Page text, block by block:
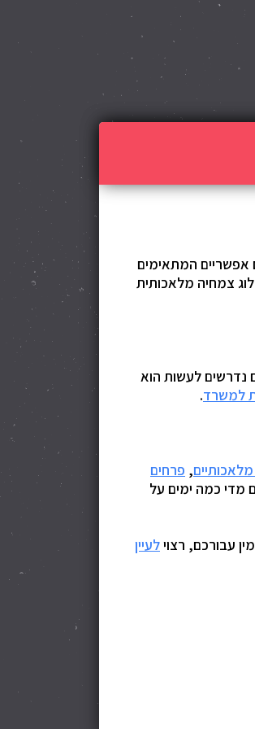
המתאימים
צמחיה מלאכותית
נדרשים לעשות הוא
למשרד.
, פרחים
מדי כמה ימים על
עבורכם, רצוילעיין